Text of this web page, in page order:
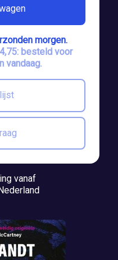
morgen.
besteld voor
vandaag.
vanaf